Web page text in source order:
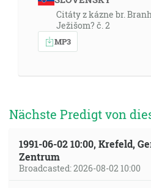
Citáty z kázne br.
Ježišom? č. 2
MP3
Nächste Predigt von
1991-06-02 10:00, Krefeld,
Zentrum
Broadcasted: 2026-08-02 10:00